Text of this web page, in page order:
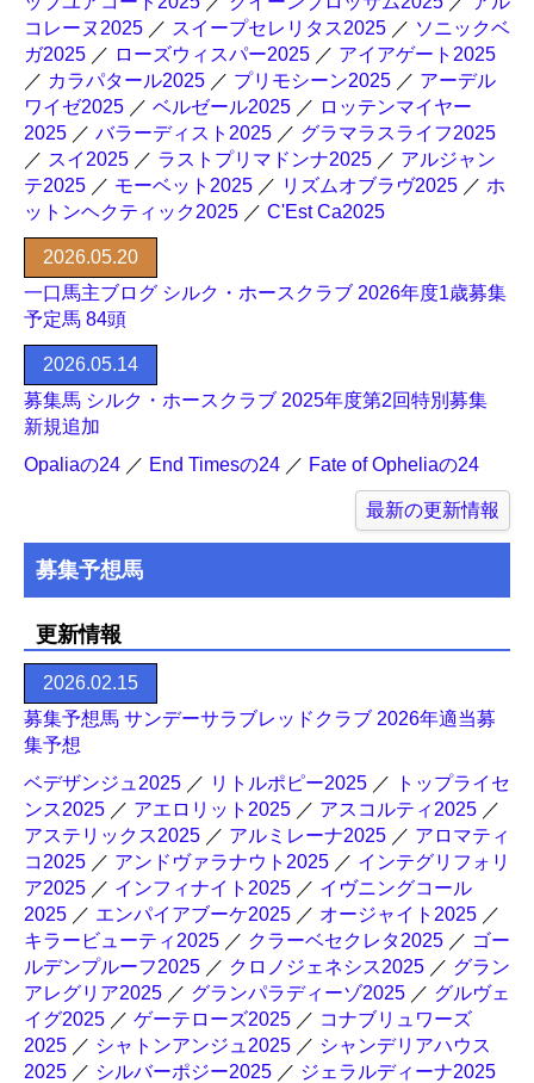
コレーヌ2025 ／ スイープセレリタス2025 ／ ソニックベ
ガ2025 ／ ローズウィスパー2025 ／ アイアゲート2025
／ カラパタール2025 ／ プリモシーン2025 ／ アーデル
ワイゼ2025 ／ ベルゼール2025 ／ ロッテンマイヤー
2025 ／ バラーディスト2025 ／ グラマラスライフ2025
／ スイ2025 ／ ラストプリマドンナ2025 ／ アルジャン
テ2025 ／ モーベット2025 ／ リズムオブラヴ2025 ／ ホ
ットンヘクティック2025 ／ C'Est Ca2025
2026.05.20
一口馬主ブログ シルク・ホースクラブ 2026年度1歳募集
予定馬 84頭
2026.05.14
募集馬 シルク・ホースクラブ 2025年度第2回特別募集
新規追加
Opaliaの24 ／ End Timesの24 ／ Fate of Opheliaの24
最新の更新情報
募集予想馬
更新情報
2026.02.15
募集予想馬 サンデーサラブレッドクラブ 2026年適当募
集予想
ベデザンジュ2025 ／ リトルポピー2025 ／
トップライセ
ンス2025 ／ アエロリット2025 ／ アスコルティ2025 ／
アステリックス2025 ／ アルミレーナ2025 ／ アロマティ
コ2025 ／ アンドヴァラナウト2025 ／ インテグリフォリ
ア2025 ／ インフィナイト2025 ／ イヴニングコール
2025 ／ エンパイアブーケ2025 ／ オージャイト2025 ／
キラービューティ2025 ／ クラーベセクレタ2025 ／ ゴー
ルデンプルーフ2025 ／ クロノジェネシス2025 ／ グラン
アレグリア2025 ／ グランパラディーゾ2025 ／ グルヴェ
イグ2025 ／ ゲーテローズ2025 ／ コナブリュワーズ
2025 ／ シャトンアンジュ2025 ／ シャンデリアハウス
2025 ／ シルバーポジー2025 ／ ジェラルディーナ2025